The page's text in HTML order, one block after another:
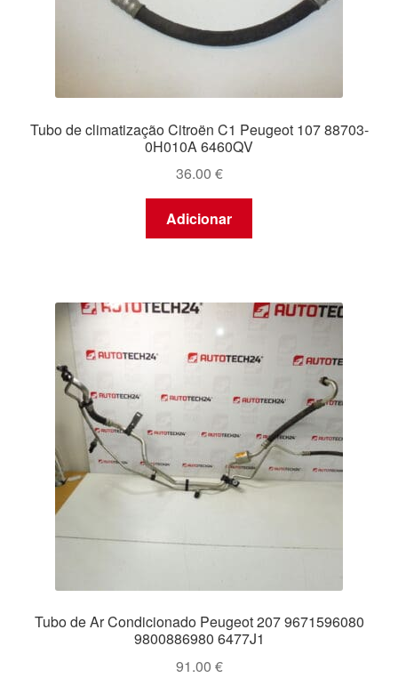
Tubo de climatização Citroën C1 Peugeot 107 88703-
0H010A 6460QV
36.00 €
Adicionar
Tubo de Ar Condicionado Peugeot 207 9671596080
9800886980 6477J1
91.00 €